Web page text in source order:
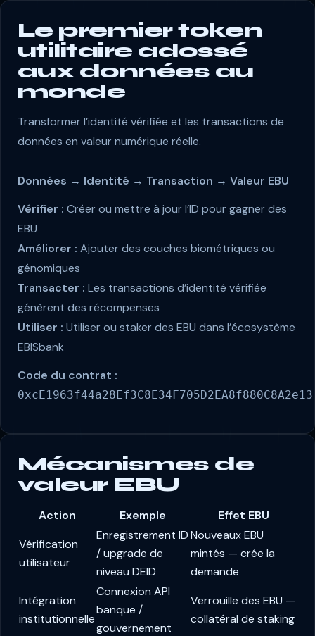
Le premier token
utilitaire adossé
aux données au
monde
Transformer l’identité vérifiée et les transactions de
données en valeur numérique réelle.
Données → Identité → Transaction → Valeur EBU
Vérifier : Créer ou mettre à jour l’ID pour gagner des
EBU
Améliorer : Ajouter des couches biométriques ou
génomiques
Transacter : Les transactions d’identité vérifiée
génèrent des récompenses
Utiliser : Utiliser ou staker des EBU dans l’écosystème
EBISbank
Code du contrat :
0xcE1963f44a28Ef3C8E34F705D2EA8f880C8A2e13
Mécanismes de
valeur EBU
Action Exemple
Effet EBU
Vérification
utilisateur
Enregistrement ID
/ upgrade de
niveau DEID
Nouveaux EBU
mintés — crée la
demande
Intégration
institutionnelle
Connexion API
banque /
gouvernement
Verrouille des EBU —
collatéral de staking